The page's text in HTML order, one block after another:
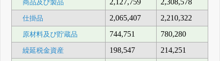
商品及び製品
仕掛品 2,065,407 2,210,322
原材料及び貯蔵品 744,751 780,280
繰延税金資産 198,547 214,251